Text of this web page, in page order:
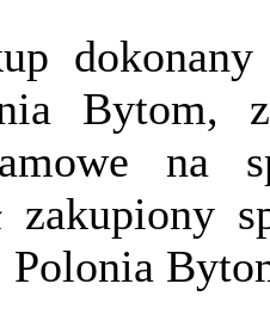
Bytom,
na
zakupiony
Polonia